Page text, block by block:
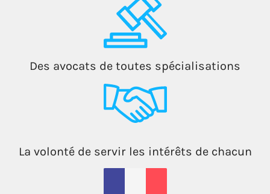
Des avocats de toutes spécialisations
La volonté de servir les intérêts de chacun